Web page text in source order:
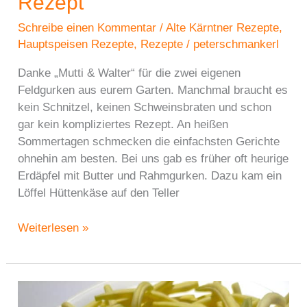
Schreibe einen Kommentar /Alte Kärntner Rezepte,
Hauptspeisen Rezepte, Rezepte / peterschmankerl
Danke „Mutti & Walter“ für die zwei eigenen
Feldgurken aus eurem Garten. Manchmal braucht es
kein Schnitzel, keinen Schweinsbraten und schon
gar kein kompliziertes Rezept. An heißen
Sommertagen schmecken die einfachsten Gerichte
ohnehin am besten. Bei uns gab es früher oft heurige
Erdäpfel mit Butter und Rahmgurken. Dazu kam ein
Löffel Hüttenkäse auf den Teller
Erdäpfel
Butter
und
Weiterlesen »